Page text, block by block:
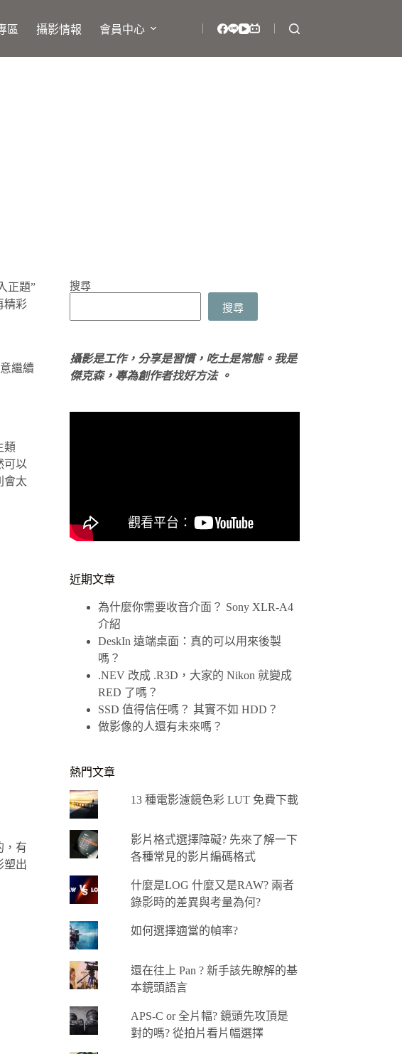
區 攝影情報 會員中心
正題”
精彩
繼續
類
可以
會太
，有
塑出
搜尋
搜尋
攝影是工作，分享是習慣，吃土是常態。我是
傑克森，專為創作者找好方法 。
近期文章
為什麼你需要收音介面？ Sony XLR-A4
介紹
DeskIn 遠端桌面：真的可以用來後製
嗎？
.NEV 改成 .R3D，大家的 Nikon 就變成
RED 了嗎？
SSD 值得信任嗎？ 其實不如 HDD？
做影像的人還有未來嗎？
熱門文章
13 種電影濾鏡色彩 LUT 免費下載
影片格式選擇障礙? 先來了解一下
各種常見的影片編碼格式
什麼是LOG 什麼又是RAW? 兩者
錄影時的差異與考量為何?
如何選擇適當的幀率?
還在往上 Pan ? 新手該先瞭解的基
本鏡頭語言
APS-C or 全片幅? 鏡頭先攻頂是
對的嗎? 從拍片看片幅選擇